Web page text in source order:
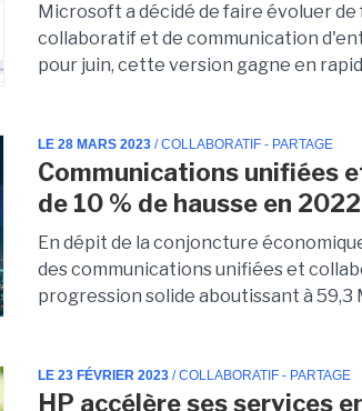
Microsoft a décidé de faire évoluer de
collaboratif et de communication
pour juin, cette version gagne en
LE 28 MARS 2023 / COLLABORATIF - PARTAGE
Communications unifiées
de 10 % de hausse en 2022
En dépit de la conjoncture
des communications unifiées et
progression solide aboutissant à 59,3
LE 23 FÉVRIER 2023 / COLLABORATIF - PARTAGE
HP accélère ses services